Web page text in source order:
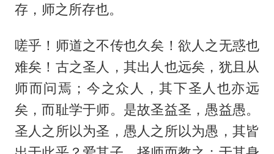
存，师之所存也。
嗟乎！师道之不传也久矣！欲人之无惑也
难矣！古之圣人，其出人也远矣，犹且从
师而问焉；今之众人，其下圣人也亦远
矣，而耻学于师。是故圣益圣，愚益愚。
圣人之所以为圣，愚人之所以为愚，其皆